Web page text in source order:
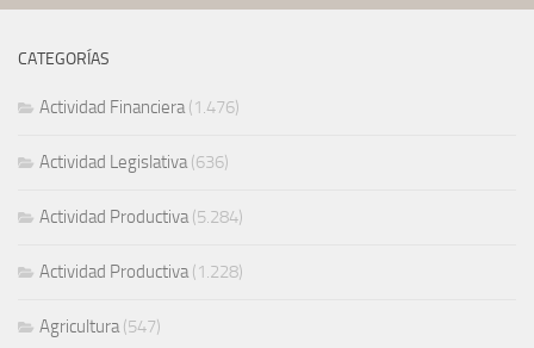
CATEGORÍAS
Actividad Financiera (1.476)
Actividad Legislativa (636)
Actividad Productiva (5.284)
Actividad Productiva (1.228)
Agricultura (547)